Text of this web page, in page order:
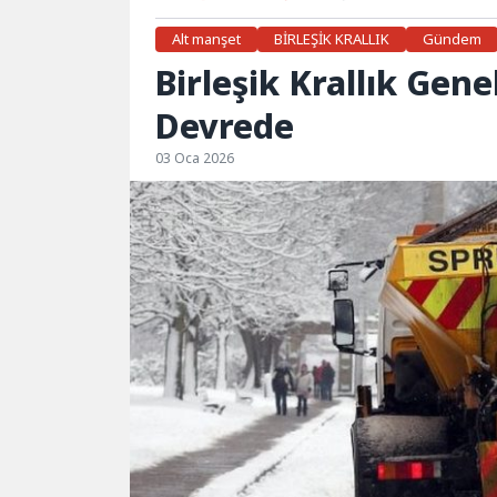
Alt manşet BİRLEŞİK KRALLIK Gündem
Birleşik Krallık
Devrede
03 Oca 2026